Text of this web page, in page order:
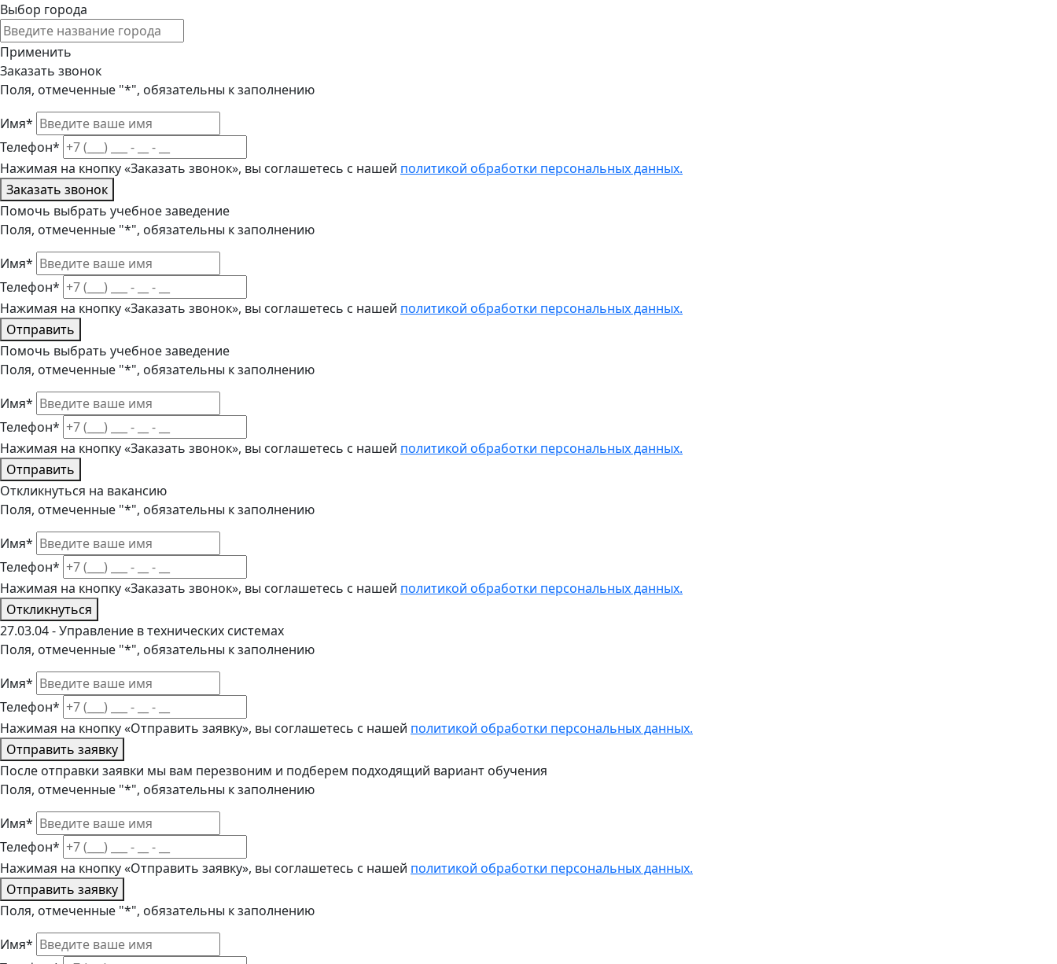
Выбор города
Применить
Заказать звонок
Поля, отмеченные "*", обязательны к заполнению
Имя*
Телефон*
Нажимая на кнопку «Заказать звонок», вы соглашетесь с нашей политикой обработки персональных данных.
Заказать звонок
Помочь выбрать учебное заведение
Поля, отмеченные "*", обязательны к заполнению
Имя*
Телефон*
Нажимая на кнопку «Заказать звонок», вы соглашетесь с нашей политикой обработки персональных данных.
Отправить
Помочь выбрать учебное заведение
Поля, отмеченные "*", обязательны к заполнению
Имя*
Телефон*
Нажимая на кнопку «Заказать звонок», вы соглашетесь с нашей политикой обработки персональных данных.
Отправить
Откликнуться на вакансию
Поля, отмеченные "*", обязательны к заполнению
Имя*
Телефон*
Нажимая на кнопку «Заказать звонок», вы соглашетесь с нашей политикой обработки персональных данных.
Откликнуться
27.03.04 - Управление в технических системах
Поля, отмеченные "*", обязательны к заполнению
Имя*
Телефон*
Нажимая на кнопку «Отправить заявку», вы соглашетесь с нашей политикой обработки персональных данных.
Отправить заявку
После отправки заявки мы вам перезвоним и подберем подходящий вариант обучения
Поля, отмеченные "*", обязательны к заполнению
Имя*
Телефон*
Нажимая на кнопку «Отправить заявку», вы соглашетесь с нашей политикой обработки персональных данных.
Отправить заявку
Поля, отмеченные "*", обязательны к заполнению
Имя*